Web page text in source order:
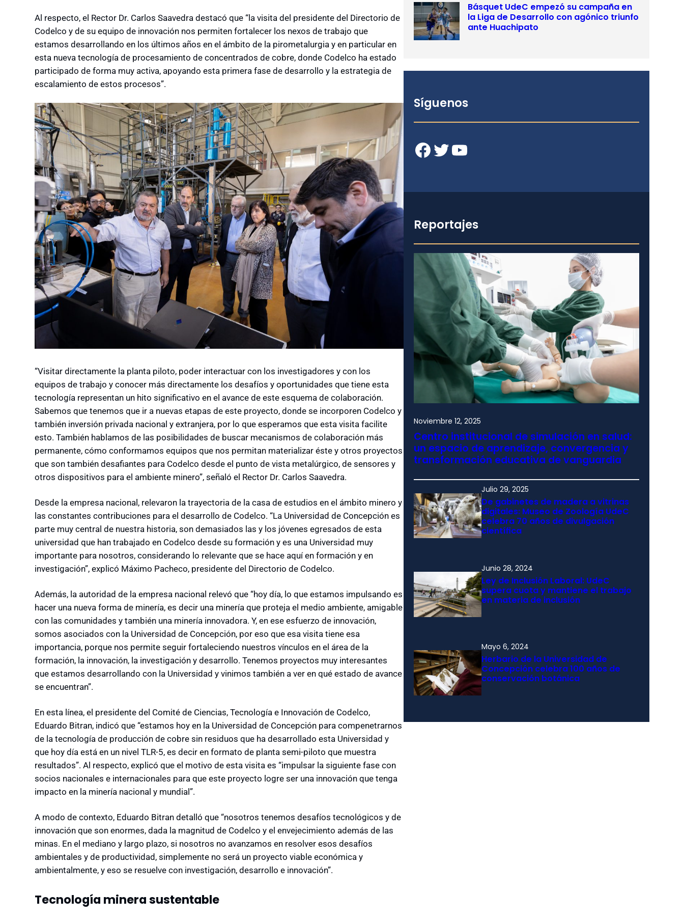
Al respecto, el Rector Dr. Carlos Saavedra destacó que “la visita del presidente del Directorio de
Codelco y de su equipo de innovación nos permiten fortalecer los nexos de trabajo que
estamos desarrollando en los últimos años en el ámbito de la pirometalurgia y en particular en
esta nueva tecnología de procesamiento de concentrados de cobre, donde Codelco ha estado
participado de forma muy activa, apoyando esta primera fase de desarrollo y la estrategia de
escalamiento de estos procesos”.
“Visitar directamente la planta piloto, poder interactuar con los investigadores y con los
equipos de trabajo y conocer más directamente los desafíos y oportunidades que tiene esta
tecnología representan un hito significativo en el avance de este esquema de colaboración.
Sabemos que tenemos que ir a nuevas etapas de este proyecto, donde se incorporen Codelco y
también inversión privada nacional y extranjera, por lo que esperamos que esta visita facilite
esto. También hablamos de las posibilidades de buscar mecanismos de colaboración más
permanente, cómo conformamos equipos que nos permitan materializar éste y otros proyectos
que son también desafiantes para Codelco desde el punto de vista metalúrgico, de sensores y
otros dispositivos para el ambiente minero”, señaló el Rector Dr. Carlos Saavedra.
Desde la empresa nacional, relevaron la trayectoria de la casa de estudios en el ámbito minero y
las constantes contribuciones para el desarrollo de Codelco. “La Universidad de Concepción es
parte muy central de nuestra historia, son demasiados las y los jóvenes egresados de esta
universidad que han trabajado en Codelco desde su formación y es una Universidad muy
importante para nosotros, considerando lo relevante que se hace aquí en formación y en
investigación”, explicó Máximo Pacheco, presidente del Directorio de Codelco.
Además, la autoridad de la empresa nacional relevó que “hoy día, lo que estamos impulsando es
hacer una nueva forma de minería, es decir una minería que proteja el medio ambiente, amigable
con las comunidades y también una minería innovadora. Y, en ese esfuerzo de innovación,
somos asociados con la Universidad de Concepción, por eso que esa visita tiene esa
importancia, porque nos permite seguir fortaleciendo nuestros vínculos en el área de la
formación, la innovación, la investigación y desarrollo. Tenemos proyectos muy interesantes
que estamos desarrollando con la Universidad y vinimos también a ver en qué estado de avance
se encuentran”.
En esta línea, el presidente del Comité de Ciencias, Tecnología e Innovación de Codelco,
Eduardo Bitran, indicó que “estamos hoy en la Universidad de Concepción para compenetrarnos
de la tecnología de producción de cobre sin residuos que ha desarrollado esta Universidad y
que hoy día está en un nivel TLR-5, es decir en formato de planta semi-piloto que muestra
resultados”. Al respecto, explicó que el motivo de esta visita es “impulsar la siguiente fase con
socios nacionales e internacionales para que este proyecto logre ser una innovación que tenga
impacto en la minería nacional y mundial”.
A modo de contexto, Eduardo Bitran detalló que “nosotros tenemos desafíos tecnológicos y de
innovación que son enormes, dada la magnitud de Codelco y el envejecimiento además de las
minas. En el mediano y largo plazo, si nosotros no avanzamos en resolver esos desafíos
ambientales y de productividad, simplemente no será un proyecto viable económica y
ambientalmente, y eso se resuelve con investigación, desarrollo e innovación”.
Tecnología minera sustentable
Básquet UdeC empezó su campaña en
la Liga de Desarrollo con agónico triunfo
ante Huachipato
Síguenos
Facebook Twitter YouTube
Reportajes
Noviembre 12, 2025
Centro institucional de simulación en salud:
un espacio de aprendizaje, convergencia y
transformación educativa de vanguardia
Julio 29, 2025
De gabinetes de madera a vitrinas
digitales: Museo de Zoología UdeC
celebra 70 años de divulgación
científica
Junio 28, 2024
Ley de Inclusión Laboral: UdeC
supera cuota y mantiene el trabajo
en materia de inclusión
Mayo 6, 2024
Herbario de la Universidad de
Concepción celebra 100 años de
conservación botánica